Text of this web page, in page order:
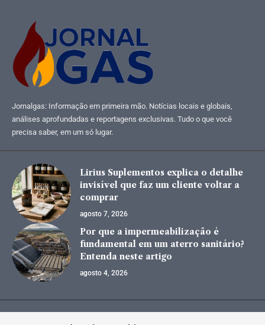
Jornalgas: Informação em primeira mão. Notícias locais e globais,
análises aprofundadas e reportagens exclusivas. Tudo o que você
precisa saber, em um só lugar.
Lirius Suplementos explica o detalhe
invisível que faz um cliente voltar a
comprar
agosto 7, 2026
Por que a impermeabilização é
fundamental em um aterro sanitário?
Entenda neste artigo
agosto 4, 2026